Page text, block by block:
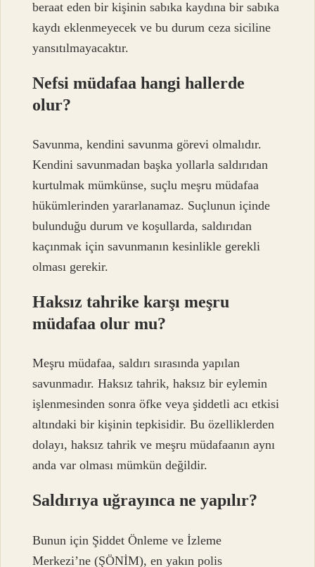
beraat eden bir kişinin sabıka kaydına bir sabıka
kaydı eklenmeyecek ve bu durum ceza siciline
yansıtılmayacaktır.
Nefsi müdafaa hangi hallerde
olur?
Savunma, kendini savunma görevi olmalıdır.
Kendini savunmadan başka yollarla saldırıdan
kurtulmak mümkünse, suçlu meşru müdafaa
hükümlerinden yararlanamaz. Suçlunun içinde
bulunduğu durum ve koşullarda, saldırıdan
kaçınmak için savunmanın kesinlikle gerekli
olması gerekir.
Haksız tahrike karşı meşru
müdafaa olur mu?
Meşru müdafaa, saldırı sırasında yapılan
savunmadır. Haksız tahrik, haksız bir eylemin
işlenmesinden sonra öfke veya şiddetli acı etkisi
altındaki bir kişinin tepkisidir. Bu özelliklerden
dolayı, haksız tahrik ve meşru müdafaanın aynı
anda var olması mümkün değildir.
Saldırıya uğrayınca ne yapılır?
Bunun için Şiddet Önleme ve İzleme
Merkezi’ne (ŞÖNİM), en yakın polis